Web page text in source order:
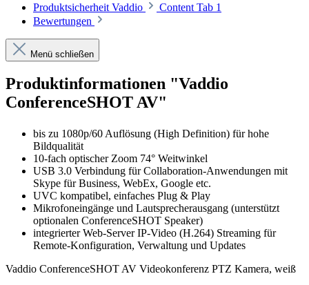
Produktsicherheit Vaddio
Content Tab 1
Bewertungen
Menü schließen
Produktinformationen "Vaddio
ConferenceSHOT AV"
bis zu 1080p/60 Auflösung (High Definition) für hohe
Bildqualität
10-fach optischer Zoom 74° Weitwinkel
USB 3.0 Verbindung für Collaboration-Anwendungen mit
Skype für Business, WebEx, Google etc.
UVC kompatibel, einfaches Plug & Play
Mikrofoneingänge und Lautsprecherausgang (unterstützt
optionalen ConferenceSHOT Speaker)
integrierter Web-Server IP-Video (H.264) Streaming für
Remote-Konfiguration, Verwaltung und Updates
Vaddio ConferenceSHOT AV Videokonferenz PTZ Kamera, weiß